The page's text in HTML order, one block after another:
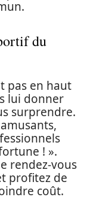
du
pas en haut
lui donner
surprendre.
! ».
rendez-vous
profitez de
coût.